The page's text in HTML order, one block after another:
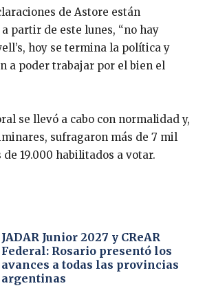
de Astore están
partir de este lunes, “no hay
hoy se termina la política y
a poder trabajar por el bien el
se llevó a cabo con normalidad y,
sufragaron más de 7 mil
de 19.000 habilitados a votar.
JADAR Junior 2027 y CReAR
Federal: Rosario presentó los
avances a todas las provincias
argentinas